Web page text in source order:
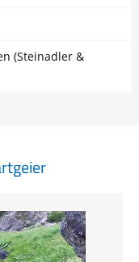
(Steinadler &